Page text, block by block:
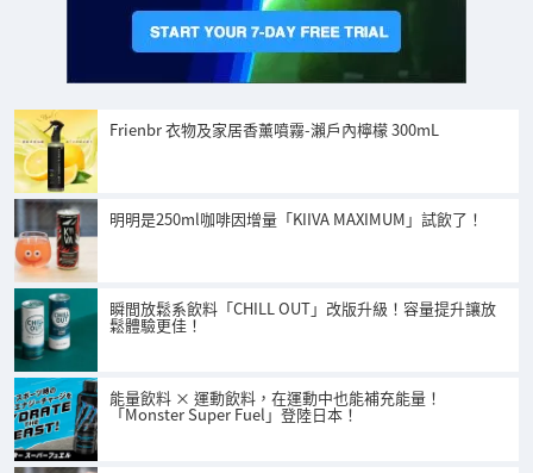
Frienbr 衣物及家居香薰噴霧-瀨戶內檸檬 300mL
明明是250ml咖啡因增量「KIIVA MAXIMUM」試飲了！
瞬間放鬆系飲料「CHILL OUT」改版升級！容量提升讓放
鬆體驗更佳！
能量飲料 × 運動飲料，在運動中也能補充能量！
「Monster Super Fuel」登陸日本！